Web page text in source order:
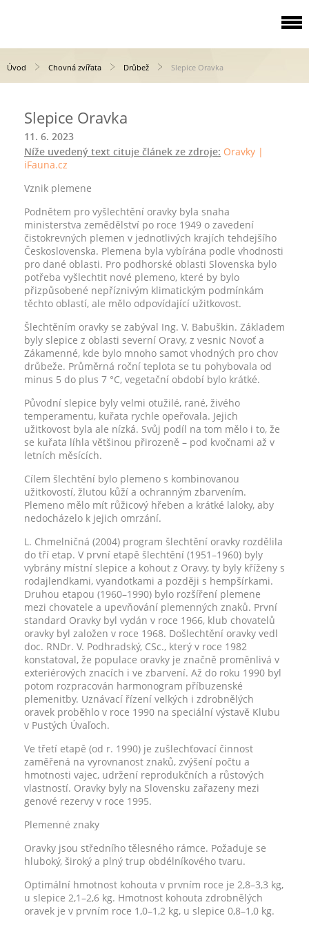
Úvod Chovná zvířata Drůbež Slepice Oravka
Slepice Oravka
11. 6. 2023
Níže uvedený text cituje článek ze zdroje: Oravky |
iFauna.cz
Vznik plemene
Podnětem pro vyšlechtění oravky byla snaha
ministerstva zemědělství po roce 1949 o zavedení
čistokrevných plemen v jednotlivých krajích tehdejšího
Československa. Plemena byla vybírána podle vhodnosti
pro dané oblasti. Pro podhorské oblasti Slovenska bylo
potřeba vyšlechtit nové plemeno, které by bylo
přizpůsobené nepříznivým klimatickým podmínkám
těchto oblastí, ale mělo odpovídající užitkovost.
Šlechtěním oravky se zabýval Ing. V. Babuškin. Základem
byly slepice z oblasti severní Oravy, z vesnic Novoť a
Zákamenné, kde bylo mnoho samot vhodných pro chov
drůbeže. Průměrná roční teplota se tu pohybovala od
minus 5 do plus 7 °C, vegetační období bylo krátké.
Původní slepice byly velmi otužilé, rané, živého
temperamentu, kuřata rychle opeřovala. Jejich
užitkovost byla ale nízká. Svůj podíl na tom mělo i to, že
se kuřata líhla většinou přirozeně – pod kvočnami až v
letních měsících.
Cílem šlechtění bylo plemeno s kombinovanou
užitkovostí, žlutou kůží a ochranným zbarvením.
Plemeno mělo mít růžicový hřeben a krátké laloky, aby
nedocházelo k jejich omrzání.
L. Chmelničná (2004) program šlechtění oravky rozdělila
do tří etap. V první etapě šlechtění (1951–1960) byly
vybrány místní slepice a kohout z Oravy, ty byly kříženy s
rodajlendkami, vyandotkami a později s hempšírkami.
Druhou etapou (1960–1990) bylo rozšíření plemene
mezi chovatele a upevňování plemenných znaků. První
standard Oravky byl vydán v roce 1966, klub chovatelů
oravky byl založen v roce 1968. Došlechtění oravky vedl
doc. RNDr. V. Podhradský, CSc., který v roce 1982
konstatoval, že populace oravky je značně proměnlivá v
exteriérových znacích i ve zbarvení. Až do roku 1990 byl
potom rozpracován harmonogram příbuzenské
plemenitby. Uznávací řízení velkých i zdrobnělých
oravek proběhlo v roce 1990 na speciální výstavě Klubu
v Pustých Úvaľoch.
Ve třetí etapě (od r. 1990) je zušlechťovací činnost
zaměřená na vyrovnanost znaků, zvýšení počtu a
hmotnosti vajec, udržení reprodukčních a růstových
vlastností. Oravky byly na Slovensku zařazeny mezi
genové rezervy v roce 1995.
Plemenné znaky
Oravky jsou středního tělesného rámce. Požaduje se
hluboký, široký a plný trup obdélníkového tvaru.
Optimální hmotnost kohouta v prvním roce je 2,8–3,3 kg,
u slepice 2,1–2,6 kg. Hmotnost kohouta zdrobnělých
oravek je v prvním roce 1,0–1,2 kg, u slepice 0,8–1,0 kg.